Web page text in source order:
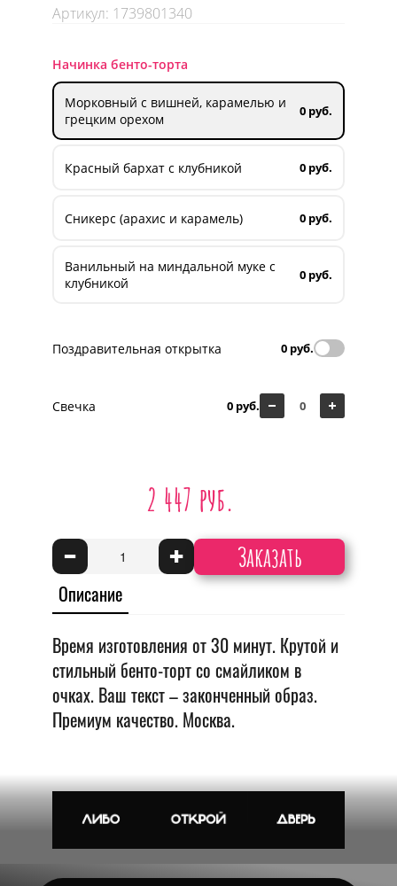
Артикул: 1739801340
2 447 руб.
Заказать
- +
Начинка бенто-торта
Морковный с вишней, карамелью и
грецким орехом
0 руб.
Красный бархат с клубникой 0 руб.
Сникерс (арахис и карамель) 0 руб.
Ванильный на миндальной муке с
клубникой
0 руб.
Поздравительная открытка 0 руб.
Свечка 0 руб.
Описание
Время изготовления от 30 минут. Крутой и
стильный бенто-торт со смайликом в
очках. Ваш текст – законченный образ.
Премиум качество. Москва.